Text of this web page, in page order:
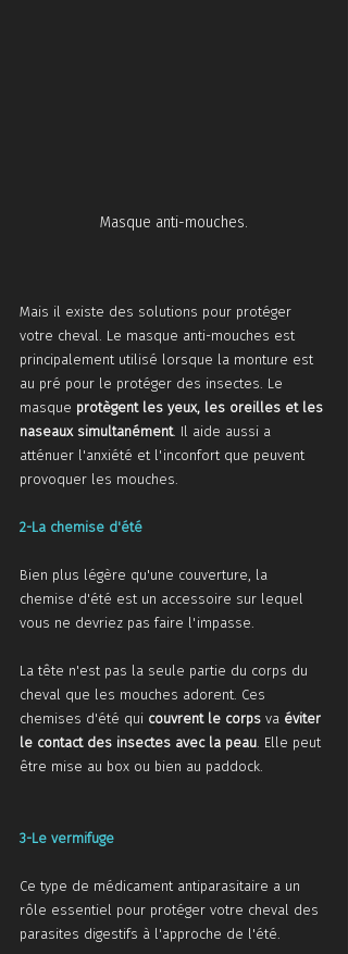
Masque anti-mouches.
Mais il existe des solutions pour protéger
votre cheval. Le masque anti-mouches est
principalement utilisé lorsque la monture est
au pré pour le protéger des insectes. Le
masque protègent les yeux, les oreilles et les
naseaux simultanément. Il aide aussi a
atténuer l'anxiété et l'inconfort que peuvent
provoquer les mouches.
2-La chemise d'été
Bien plus légère qu'une couverture, la
chemise d'été est un accessoire sur lequel
vous ne devriez pas faire l'impasse.
La tête n'est pas la seule partie du corps du
cheval que les mouches adorent. Ces
chemises d'été qui couvrent le corps va éviter
le contact des insectes avec la peau. Elle peut
être mise au box ou bien au paddock.
3-Le vermifuge
Ce type de médicament antiparasitaire a un
rôle essentiel pour protéger votre cheval des
parasites digestifs à l'approche de l'été.